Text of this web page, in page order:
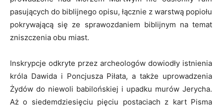
pasujących do biblijnego opisu, łącznie z warstwą popiołu
pokrywającą się ze sprawozdaniem biblijnym na temat
zniszczenia obu miast.
Inskrypcje odkryte przez archeologów dowiodły istnienia
króla Dawida i Poncjusza Piłata, a także uprowadzenia
Żydów do niewoli babilońskiej i upadku murów Jerycha.
Aż o siedemdziesięciu pięciu postaciach z kart Pisma